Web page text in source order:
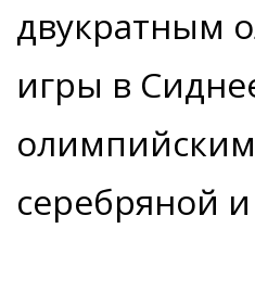
двукратным
игры в
серебряной